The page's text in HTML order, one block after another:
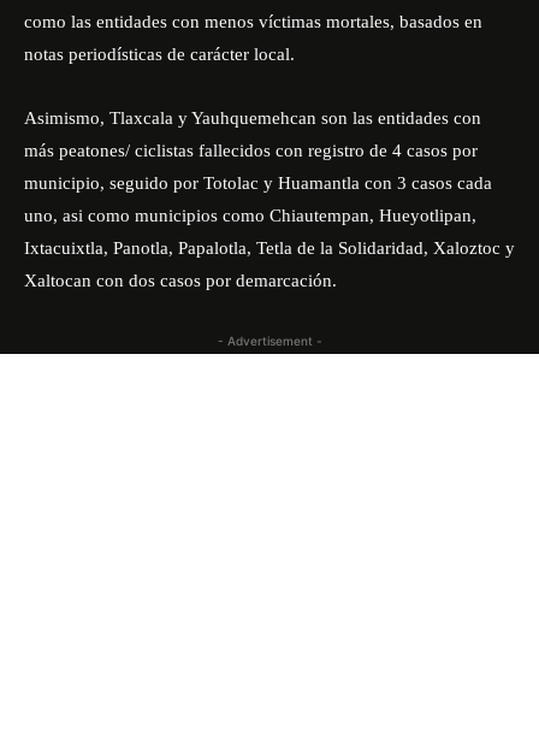
como las entidades con menos víctimas mortales, basados en
notas periodísticas de carácter local.
Asimismo, Tlaxcala y Yauhquemehcan son las entidades con
más peatones/ ciclistas fallecidos con registro de 4 casos por
municipio, seguido por Totolac y Huamantla con 3 casos cada
uno, asi como municipios como Chiautempan, Hueyotlipan,
Ixtacuixtla, Panotla, Papalotla, Tetla de la Solidaridad, Xaloztoc y
Xaltocan con dos casos por demarcación.
- Advertisement -